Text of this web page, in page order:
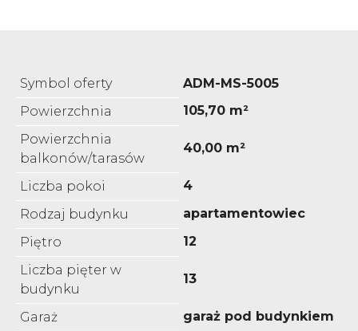
Symbol oferty
ADM-MS-5005
Powierzchnia
105,70 m²
Powierzchnia
balkonów/tarasów
40,00 m²
Liczba pokoi
4
Rodzaj budynku
apartamentowiec
Piętro
12
Liczba pięter w
budynku
13
Garaż
garaż pod budynkiem